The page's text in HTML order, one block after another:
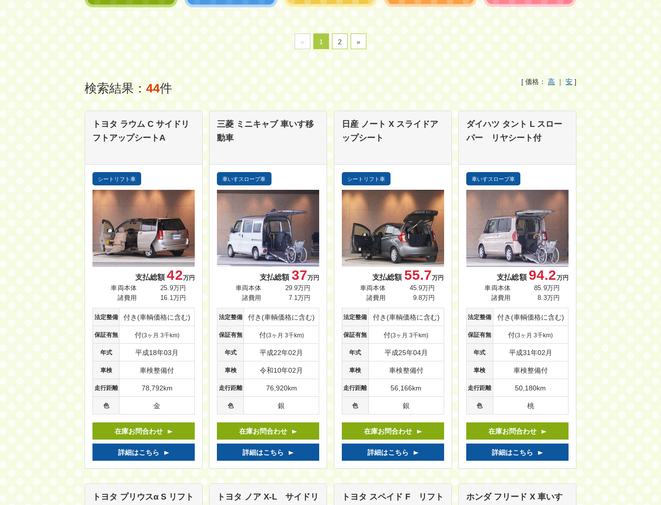
« 1 2 »
検索結果： 44件 [ 価格： 高 ｜ 安 ]
トヨタ ラウム C サイドリ
フトアップシートA
シートリフト車
支払総額42万円
車両本体
25.9万円
諸費用
16.1万円
法定整備 付き(車輌価格に含む)
保証有無 付(3ヶ月 3千km)
年式 平成18年03月
車検 車検整備付
走行距離 78,792km
色 金
在庫お問合わせ
詳細はこちら
三菱 ミニキャブ車いす移
動車
車いすスロープ車
支払総額 37万円
車両本体
29.9万円
諸費用
7.1万円
法定整備 付き(車輌価格に含む)
保証有無 付(3ヶ月 3千km)
年式 平成22年02月
車検 令和10年02月
走行距離 76,920km
色 銀
在庫お問合わせ
詳細はこちら
日産 ノート X スライドア
ップシート
シートリフト車
支払総額 55.7万円
車両本体
45.9万円
諸費用
9.8万円
法定整備 付き(車輌価格に含む)
保証有無 付(3ヶ月 3千km)
年式 平成25年04月
車検 車検整備付
走行距離 56,166km
色 銀
在庫お問合わせ
詳細はこちら
ダイハツ タント L スロー
パー リヤシート付
車いすスロープ車
支払総額 94.2万円
車両本体
85.9万円
諸費用
8.3万円
法定整備 付き(車輌価格に含む)
保証有無 付(3ヶ月 3千km)
年式 平成31年02月
車検 車検整備付
走行距離 50,180km
色 桃
在庫お問合わせ
詳細はこちら
トヨタ プリウスα S リフト
トヨタ ノアX-L サイドリ
トヨタ スペイド F リフト
ホンダ フリード X 車いす